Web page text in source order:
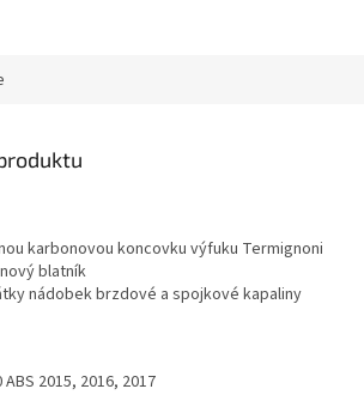
karbonovou koncovku výfuku Termignoni
blatník
nádobek brzdové a spojkové kapaliny
ABS 2015, 2016, 2017